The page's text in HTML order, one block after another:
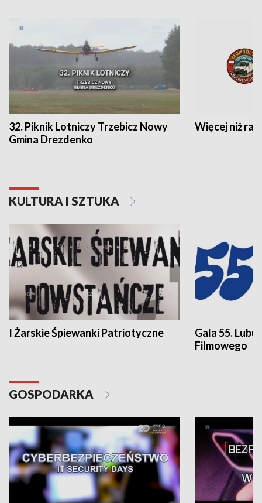
32. Piknik Lotniczy Trzebicz Nowy
Gmina Drezdenko
Więcej niż rajd
KULTURA I SZTUKA
I Żarskie Śpiewanki Patriotyczne
Gala 55.
Filmowego
GOSPODARKA